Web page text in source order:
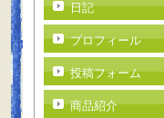
日記
プロフィール
投稿フォーム
商品紹介